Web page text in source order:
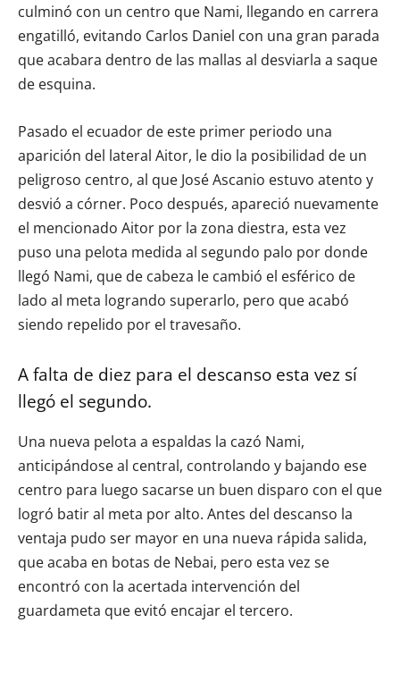
culminó con un centro que Nami, llegando en carrera
engatilló, evitando Carlos Daniel con una gran parada
que acabara dentro de las mallas al desviarla a saque
de esquina.
Pasado el ecuador de este primer periodo una
aparición del lateral Aitor, le dio la posibilidad de un
peligroso centro, al que José Ascanio estuvo atento y
desvió a córner. Poco después, apareció nuevamente
el mencionado Aitor por la zona diestra, esta vez
puso una pelota medida al segundo palo por donde
llegó Nami, que de cabeza le cambió el esférico de
lado al meta logrando superarlo, pero que acabó
siendo repelido por el travesaño.
A falta de diez para el descanso esta vez sí
llegó el segundo.
Una nueva pelota a espaldas la cazó Nami,
anticipándose al central, controlando y bajando ese
centro para luego sacarse un buen disparo con el que
logró batir al meta por alto. Antes del descanso la
ventaja pudo ser mayor en una nueva rápida salida,
que acaba en botas de Nebai, pero esta vez se
encontró con la acertada intervención del
guardameta que evitó encajar el tercero.